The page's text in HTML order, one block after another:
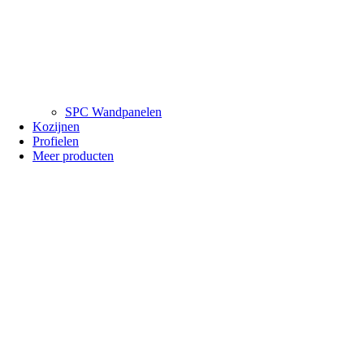
SPC Wandpanelen
Kozijnen
Profielen
Meer producten